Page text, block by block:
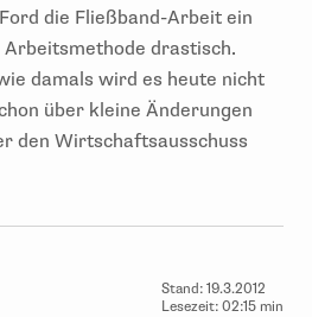
die Fließband-Arbeit ein
drastisch.
damals wird es heute nicht
über kleine Änderungen
den Wirtschaftsausschuss
Stand: 19.3.2012
Lesezeit: 02:15 min